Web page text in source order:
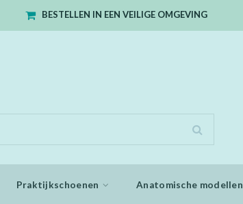
BESTELLEN IN EEN VEILIGE OMGEVING
Praktijkschoenen Anatomische modellen